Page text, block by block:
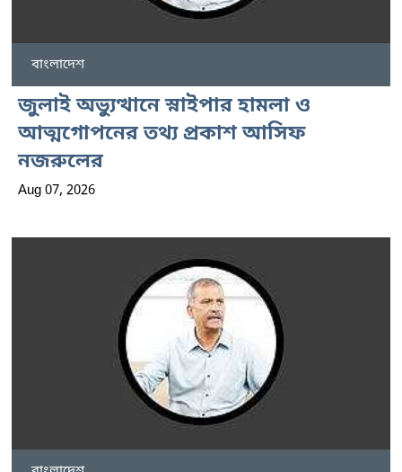
বাংলাদেশ
জুলাই অভ্যুত্থানে স্নাইপার হামলা ও
আত্মগোপনের তথ্য প্রকাশ আসিফ
নজরুলের
Aug 07, 2026